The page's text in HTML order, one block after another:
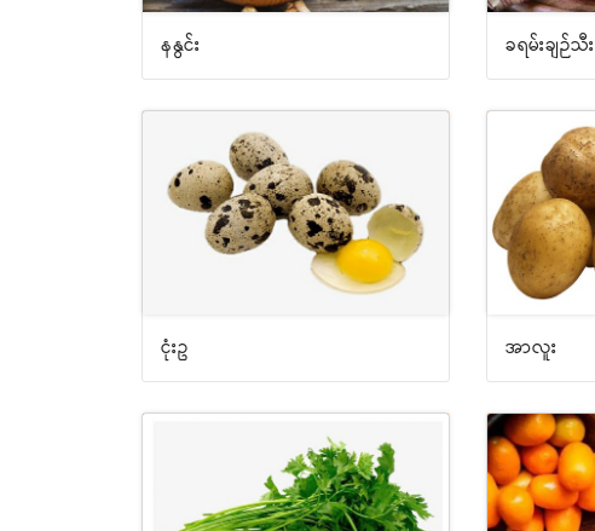
နနွင်း ခရမ်းချဉ်သီး
ငုံးဥ အာလူး